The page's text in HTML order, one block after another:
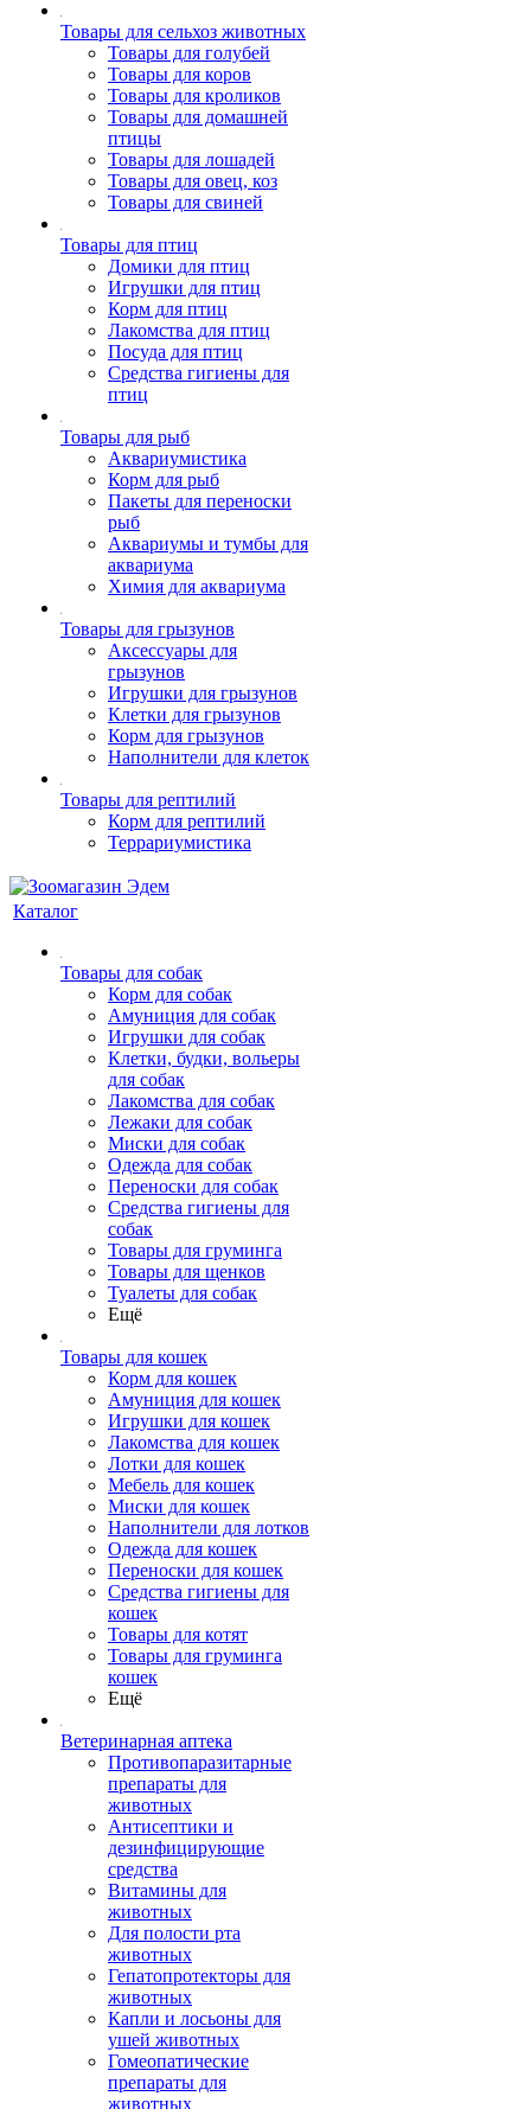
Товары для сельхоз животных
Товары для голубей
Товары для коров
Товары для кроликов
Товары для домашней
птицы
Товары для лошадей
Товары для овец, коз
Товары для свиней
Товары для птиц
Домики для птиц
Игрушки для птиц
Корм для птиц
Лакомства для птиц
Посуда для птиц
Средства гигиены для
птиц
Товары для рыб
Аквариумистика
Корм для рыб
Пакеты для переноски
рыб
Аквариумы и тумбы для
аквариума
Химия для аквариума
Товары для грызунов
Аксессуары для
грызунов
Игрушки для грызунов
Клетки для грызунов
Корм для грызунов
Наполнители для клеток
Товары для рептилий
Корм для рептилий
Террариумистика
Каталог
Товары для собак
Корм для собак
Амуниция для собак
Игрушки для собак
Клетки, будки, вольеры
для собак
Лакомства для собак
Лежаки для собак
Миски для собак
Одежда для собак
Переноски для собак
Средства гигиены для
собак
Товары для груминга
Товары для щенков
Туалеты для собак
Ещё
Товары для кошек
Корм для кошек
Амуниция для кошек
Игрушки для кошек
Лакомства для кошек
Лотки для кошек
Мебель для кошек
Миски для кошек
Наполнители для лотков
Одежда для кошек
Переноски для кошек
Средства гигиены для
кошек
Товары для котят
Товары для груминга
кошек
Ещё
Ветеринарная аптека
Противопаразитарные
препараты для
животных
Антисептики и
дезинфицирующие
средства
Витамины для
животных
Для полости рта
животных
Гепатопротекторы для
животных
Капли и лосьоны для
ушей животных
Гомеопатические
препараты для
животных